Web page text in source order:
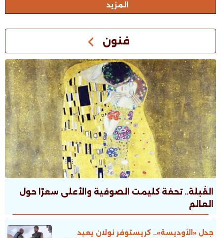
المزيد
فنون
القُبلة.. تحفة كليمت الصوفية والأعلى سعرًا حول
العالم
جدل «الأوديسة».. كريستوفر نولان يعيد